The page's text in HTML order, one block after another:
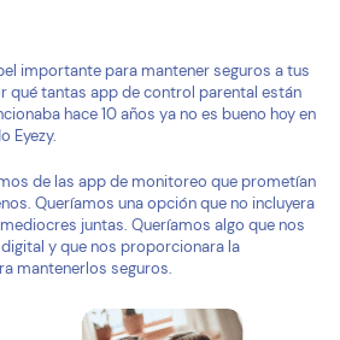
importante para mantener seguros a tus
qué tantas app de control parental están
hace 10 años ya no es bueno hoy en
Eyezy.
de las app de monitoreo que prometían
Queríamos una opción que no incluyera
juntas. Queríamos algo que nos
y que nos proporcionara la
mantenerlos seguros.